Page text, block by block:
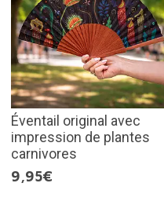
Éventail original avec
impression de plantes
carnivores
9,95€